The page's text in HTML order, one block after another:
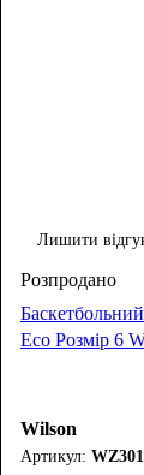
Лишити
Eco Розмір 6
Wilson